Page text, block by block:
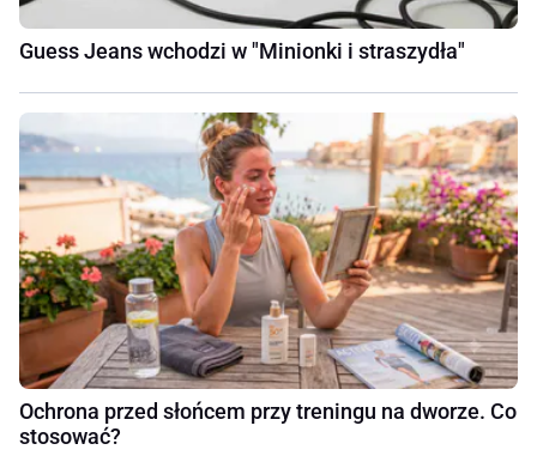
Guess Jeans wchodzi w "Minionki i straszydła"
Ochrona przed słońcem przy treningu na dworze. Co
stosować?